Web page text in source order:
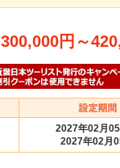
300,000円 ～
2027年02月
2027年02月